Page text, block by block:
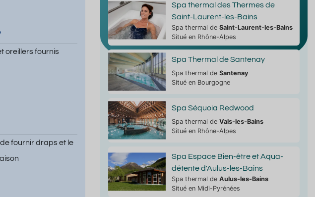
oreillers fournis
fournir draps et le
Spa thermal des Thermes de
Saint-Laurent-les-Bains
Spa thermal de Saint-Laurent-les-Bains
Situé en Rhône-Alpes
Spa Thermal de Santenay
Spa thermal de Santenay
Situé en Bourgogne
Spa Séquoia Redwood
Spa thermal de Vals-les-Bains
Situé en Rhône-Alpes
Spa Espace Bien-être et Aqua-
détente d'Aulus-les-Bains
Spa thermal de Aulus-les-Bains
Situé en Midi-Pyrénées